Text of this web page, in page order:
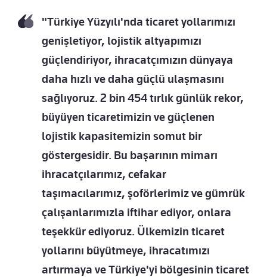
"Türkiye Yüzyılı'nda ticaret yollarımızı
genişletiyor, lojistik altyapımızı
güçlendiriyor, ihracatçımızın dünyaya
daha hızlı ve daha güçlü ulaşmasını
sağlıyoruz. 2 bin 454 tırlık günlük rekor,
büyüyen ticaretimizin ve güçlenen
lojistik kapasitemizin somut bir
göstergesidir. Bu başarının mimarı
ihracatçılarımız, cefakar
taşımacılarımız, şoförlerimiz ve gümrük
çalışanlarımızla iftihar ediyor, onlara
teşekkür ediyoruz. Ülkemizin ticaret
yollarını büyütmeye, ihracatımızı
artırmaya ve Türkiye'yi bölgesinin ticaret